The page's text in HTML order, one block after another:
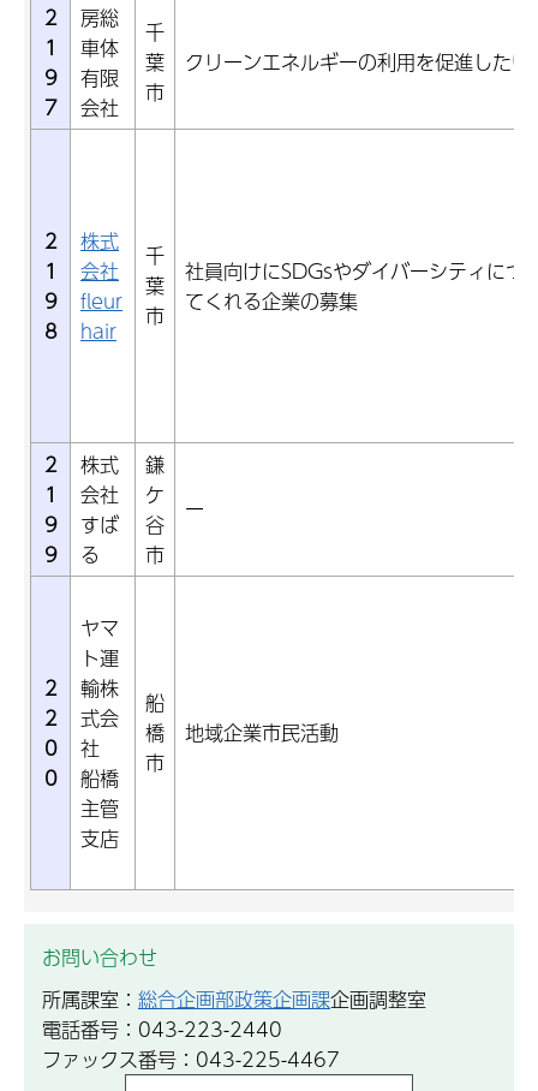
2
1
9
7
房総
車体
有限
会社
千
葉
市
クリーンエネルギーの利用を促進したい
2
1
9
8
株式
会社
fleur
hair
千
葉
市
社員向けにSDGsやダイバーシティにつ
てくれる企業の募集
2
1
9
9
株式
会社
すば
る
鎌
ケ
谷
市
ー
2
2
0
0
ヤマ
ト運
輸株
式会
社
船橋
主管
支店
船
橋
市
地域企業市民活動
お問い合わせ
所属課室： 総合企画部政策企画課企画調整室
電話番号：043-223-2440
ファックス番号：043-225-4467